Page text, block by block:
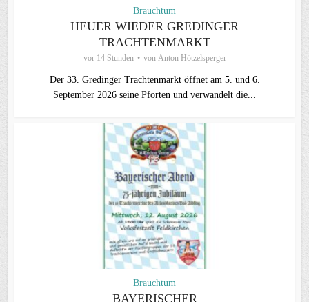
Brauchtum
HEUER WIEDER GREDINGER
TRACHTENMARKT
vor 14 Stunden von Anton Hötzelsperger
Der 33. Gredinger Trachtenmarkt öffnet am 5. und 6.
September 2026 seine Pforten und verwandelt die...
Brauchtum
BAYERISCHER